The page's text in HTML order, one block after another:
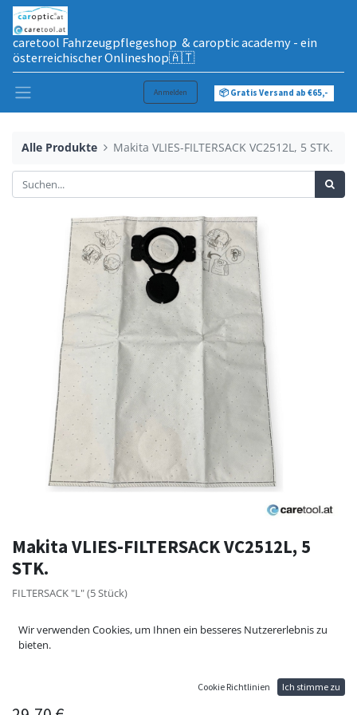
caretool Fahrzeugpflegeshop & caroptic academy - ein
österreichischer Onlineshop🇦🇹
Anmelden 📦 Gratis Versand ab €65,-
Alle Produkte Makita VLIES-FILTERSACK VC2512L, 5 STK.
Makita VLIES-FILTERSACK VC2512L, 5
STK.
FILTERSACK "L" (5 Stück)
Filtersack L (5 Stück Staubbeutel) passend für:
Makita VC2010L
Makita VC2012L
Wir verwenden Cookies, um Ihnen ein besseres Nutzererlebnis zu
bieten.
Cookie Richtlinien Ich stimme zu